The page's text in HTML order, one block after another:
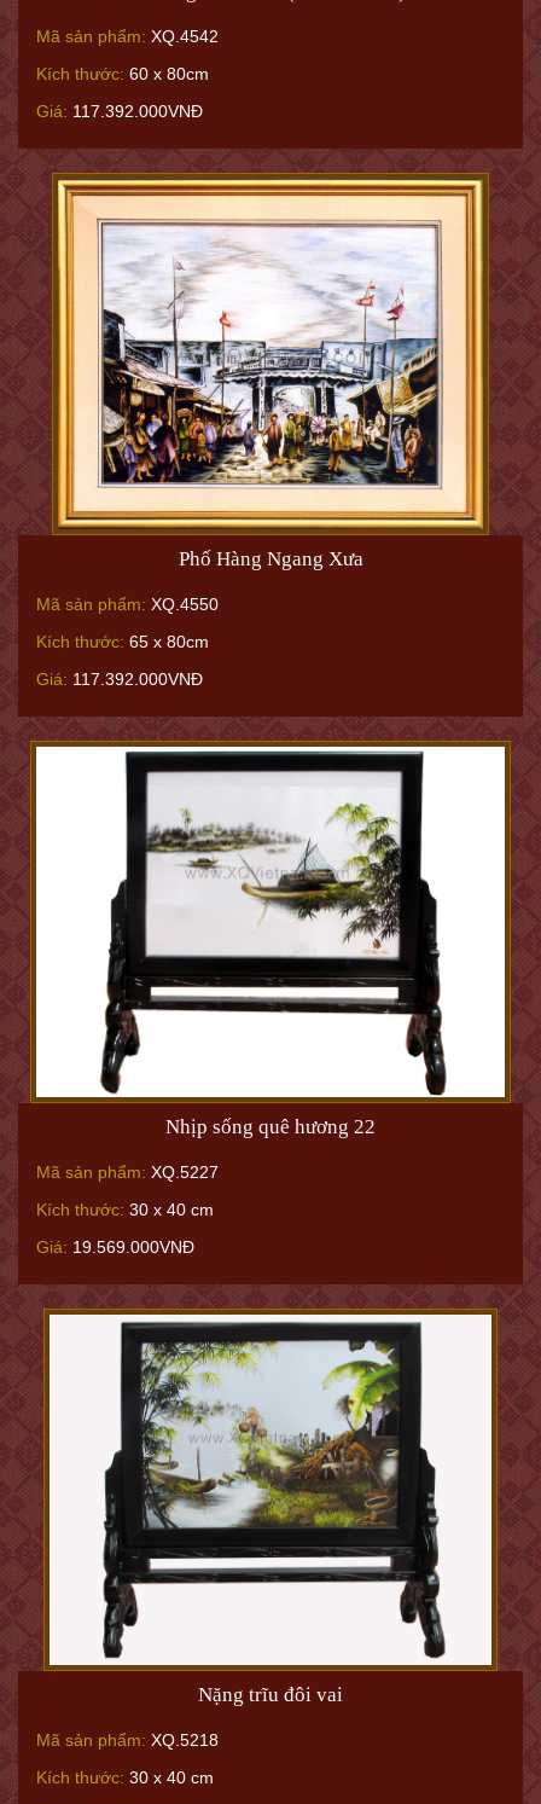
Mã sản phẩm: XQ.4542
Kích thước: 60 x 80cm
Giá: 117.392.000VNĐ
Phố Hàng Ngang Xưa
Mã sản phẩm: XQ.4550
Kích thước: 65 x 80cm
Giá: 117.392.000VNĐ
Nhịp sống quê hương 22
Mã sản phẩm: XQ.5227
Kích thước: 30 x 40 cm
Giá: 19.569.000VNĐ
Nặng trĩu đôi vai
Mã sản phẩm: XQ.5218
Kích thước: 30 x 40 cm